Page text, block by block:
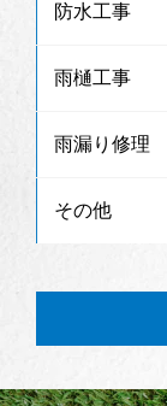
防水工事
雨樋工事
雨漏り修理
その他